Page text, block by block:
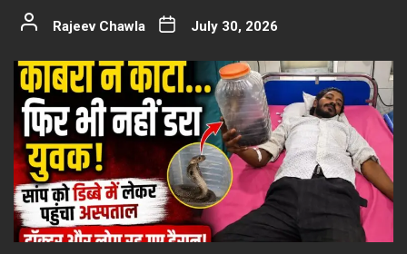
Rajeev Chawla July 30, 2026